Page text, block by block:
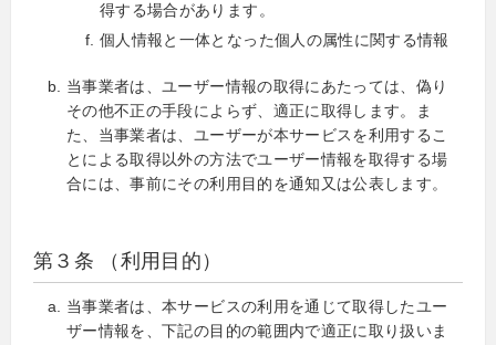
得する場合があります。
個人情報と一体となった個人の属性に関する情報
当事業者は、ユーザー情報の取得にあたっては、偽り
その他不正の手段によらず、適正に取得します。ま
た、当事業者は、ユーザーが本サービスを利用するこ
とによる取得以外の方法でユーザー情報を取得する場
合には、事前にその利用目的を通知又は公表します。
第３条 （利用目的）
当事業者は、本サービスの利用を通じて取得したユー
ザー情報を、下記の目的の範囲内で適正に取り扱いま